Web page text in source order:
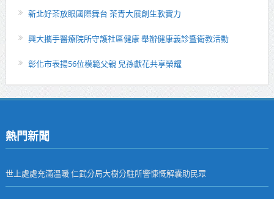
新北好茶放眼國際舞台 茶青大展創生軟實力
興大攜手醫療院所守護社區健康 舉辦健康義診暨衛教活動
彰化市表揚56位模範父親 兒孫獻花共享榮耀
熱門新聞
世上處處充滿溫暖 仁武分局大樹分駐所警慷慨解囊助民眾